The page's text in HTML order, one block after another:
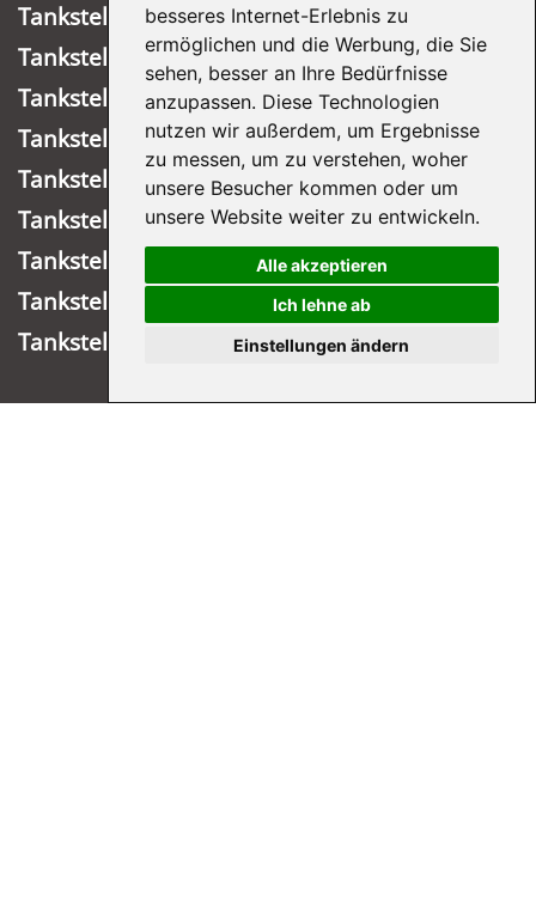
besseres Internet-Erlebnis zu
ermöglichen und die Werbung, die Sie
sehen, besser an Ihre Bedürfnisse
anzupassen. Diese Technologien
nutzen wir außerdem, um Ergebnisse
zu messen, um zu verstehen, woher
unsere Besucher kommen oder um
unsere Website weiter zu entwickeln.
Alle akzeptieren
Ich lehne ab
Einstellungen ändern
Tankstelle Overath
Tankstelle Meinerzhagen
Tankstelle Lastrup Nord
Tankstelle Köln-Mülheim
Tankstelle Wiehl
Tankstelle Marienheide
Tankstelle Wipperfürth
Tankstelle Lastrup Süd
Tankstelle Köln-Buchforst